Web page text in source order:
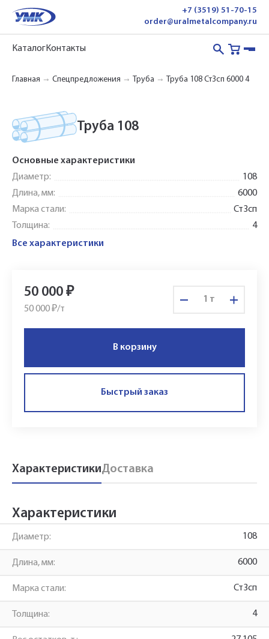
+7 (3519) 51-70-15
order@uralmetalcompany.ru
КаталогКонтакты
Главная Спецпредложения Труба Труба 108 Ст3сп 6000 4
Труба 108
Основные характеристики
Диаметр:
108
Длина, мм:
6000
Марка стали:
Ст3сп
Толщина:
4
Все характеристики
50 000 ₽
50 000 ₽/т
т
В корзину
Быстрый заказ
ХарактеристикиДоставка
Характеристики
Диаметр: 108
Длина, мм: 6000
Марка стали: Ст3сп
Толщина: 4
сформировать Ваш заказ и рассчитать его
Телефон*